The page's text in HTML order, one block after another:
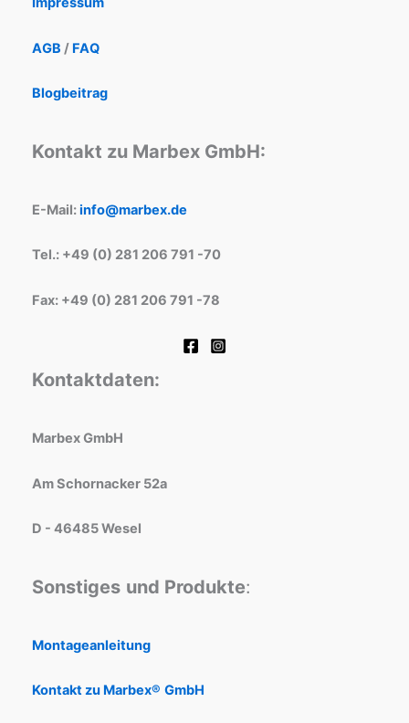
AGB / FAQ
Blogbeitrag
Kontakt zu Marbex GmbH:
E-Mail:info@marbex.de
Tel.: +49 (0) 281 206 791 -70
Fax: +49 (0) 281 206 791 -78
Kontaktdaten:
Marbex GmbH
Am Schornacker 52a
D - 46485 Wesel
Sonstiges und Produkte:
Montageanleitung
Kontakt zu Marbex® GmbH